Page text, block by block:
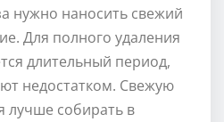
нужно наносить свежий
Для полного удаления
длительный период,
недостатком. Свежую
лучше собирать в